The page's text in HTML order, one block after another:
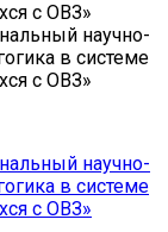
с ОВЗ»
научно-
в системе
с ОВЗ»
научно-
в системе
с ОВЗ»